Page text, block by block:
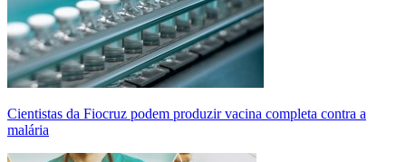
Cientistas da Fiocruz podem produzir vacina completa contra a
malária